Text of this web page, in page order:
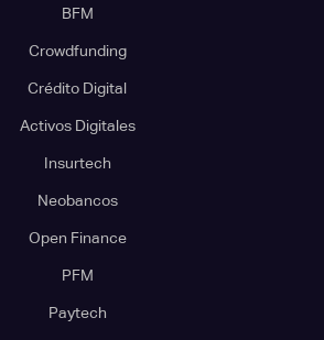
BFM
Crowdfunding
Crédito Digital
Activos Digitales
Insurtech
Neobancos
Open Finance
PFM
Paytech